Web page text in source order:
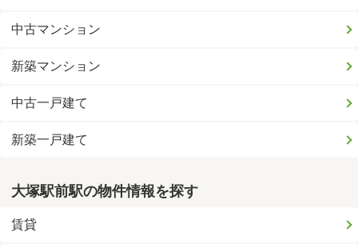
中古マンション
新築マンション
中古一戸建て
新築一戸建て
大塚駅前駅の物件情報を探す
賃貸